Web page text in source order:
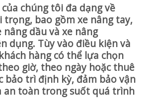
của chúng tôi đa dạng về
trọng, bao gồm xe nâng tay,
nâng dầu và xe nâng
dụng. Tùy vào điều kiện và
hàng có thể lựa chọn
giờ, theo ngày hoặc thuê
bảo trì định kỳ, đảm bảo vận
an toàn trong suốt quá trình